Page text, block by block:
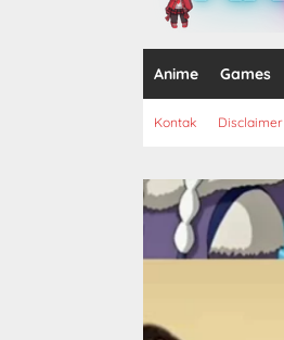
Anime Games
Kontak Disclaimer